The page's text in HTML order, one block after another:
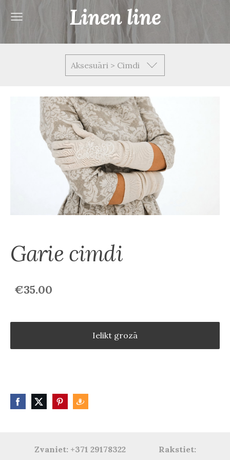
Linen line
Aksesuāri > Cimdi
Garie cimdi
€35.00
Ielikt grozā
Zvaniet: +371 29178322 Rakstiet: